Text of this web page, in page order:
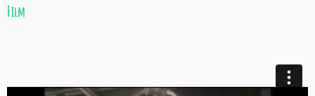
Film